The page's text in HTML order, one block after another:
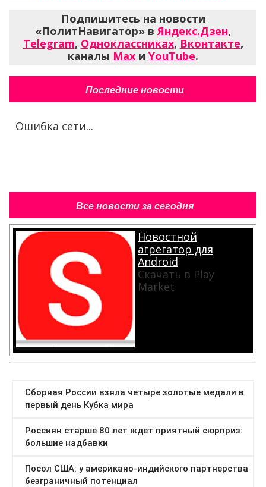
Подпишитесь на новости
«ПолитНавигатор» в Яндекс.Дзен,
Telegram, Одноклассниках, Вконтакте,
каналы Max и YouTube.
Последние новости
Ошибка сети...
Все новости за сегодня
Новостной
агрегатор для
Android
Скачать в Play
Market